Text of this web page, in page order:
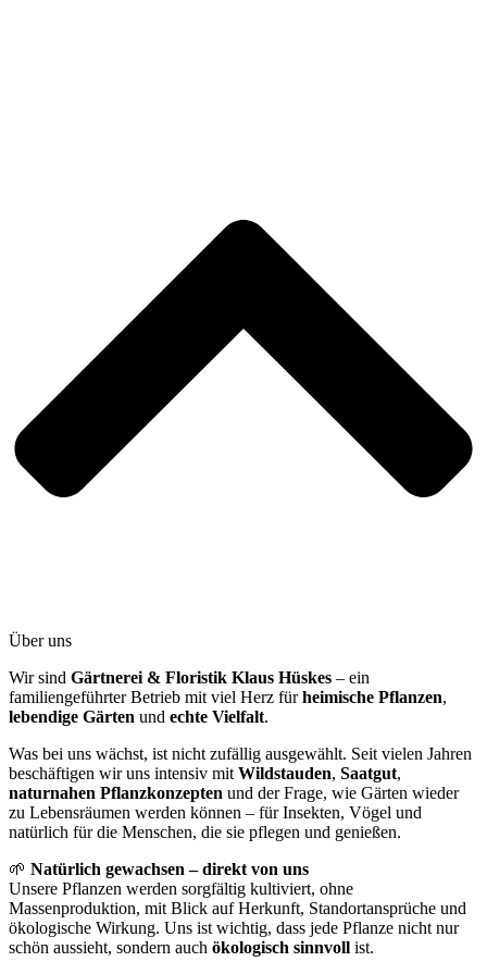
Über uns
Wir sind Gärtnerei & Floristik Klaus Hüskes – ein
familiengeführter Betrieb mit viel Herz fürheimische Pflanzen,
lebendige Gärten und echte Vielfalt.
Was bei uns wächst, ist nicht zufällig ausgewählt. Seit vielen Jahren
beschäftigen wir uns intensiv mit Wildstauden, Saatgut,
naturnahen Pflanzkonzepten und der Frage, wie Gärten wieder
zu Lebensräumen werden können – für Insekten, Vögel und
natürlich für die Menschen, die sie pflegen und genießen.
🌱 Natürlich gewachsen – direkt von uns
Unsere Pflanzen werden sorgfältig kultiviert, ohne
Massenproduktion, mit Blick auf Herkunft, Standortansprüche und
ökologische Wirkung. Uns ist wichtig, dass jede Pflanze nicht nur
schön aussieht, sondern auch ökologisch sinnvoll ist.